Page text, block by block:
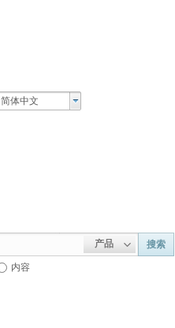
简体中文
产品 搜索
内容